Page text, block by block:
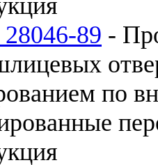
89 -
по